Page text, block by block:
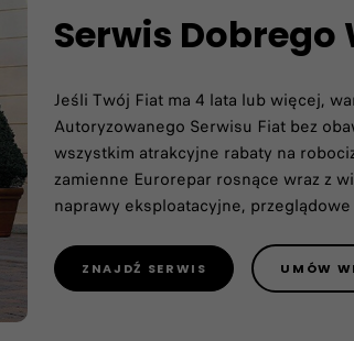
Serwis Dobrego
Jeśli Twój Fiat ma 4 lata lub więcej,
Autoryzowanego Serwisu Fiat bez
wszystkim atrakcyjne rabaty na
zamienne Eurorepar rosnące wraz z
naprawy eksploatacyjne,
ZNAJDŹ SERWIS UMÓW